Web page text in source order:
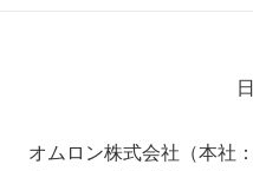
オムロン株式会社（本社